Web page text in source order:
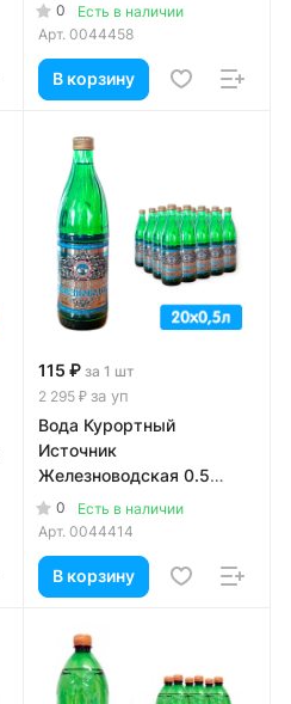
0
Есть в наличии
Арт. 0044458
В корзину
115 ₽ за 1 шт
2 295 ₽ за уп
Вода Курортный
Источник
Железноводская 0.5
литра, газ, стекло, 20 шт.
в уп.
0
Есть в наличии
Арт. 0044414
В корзину